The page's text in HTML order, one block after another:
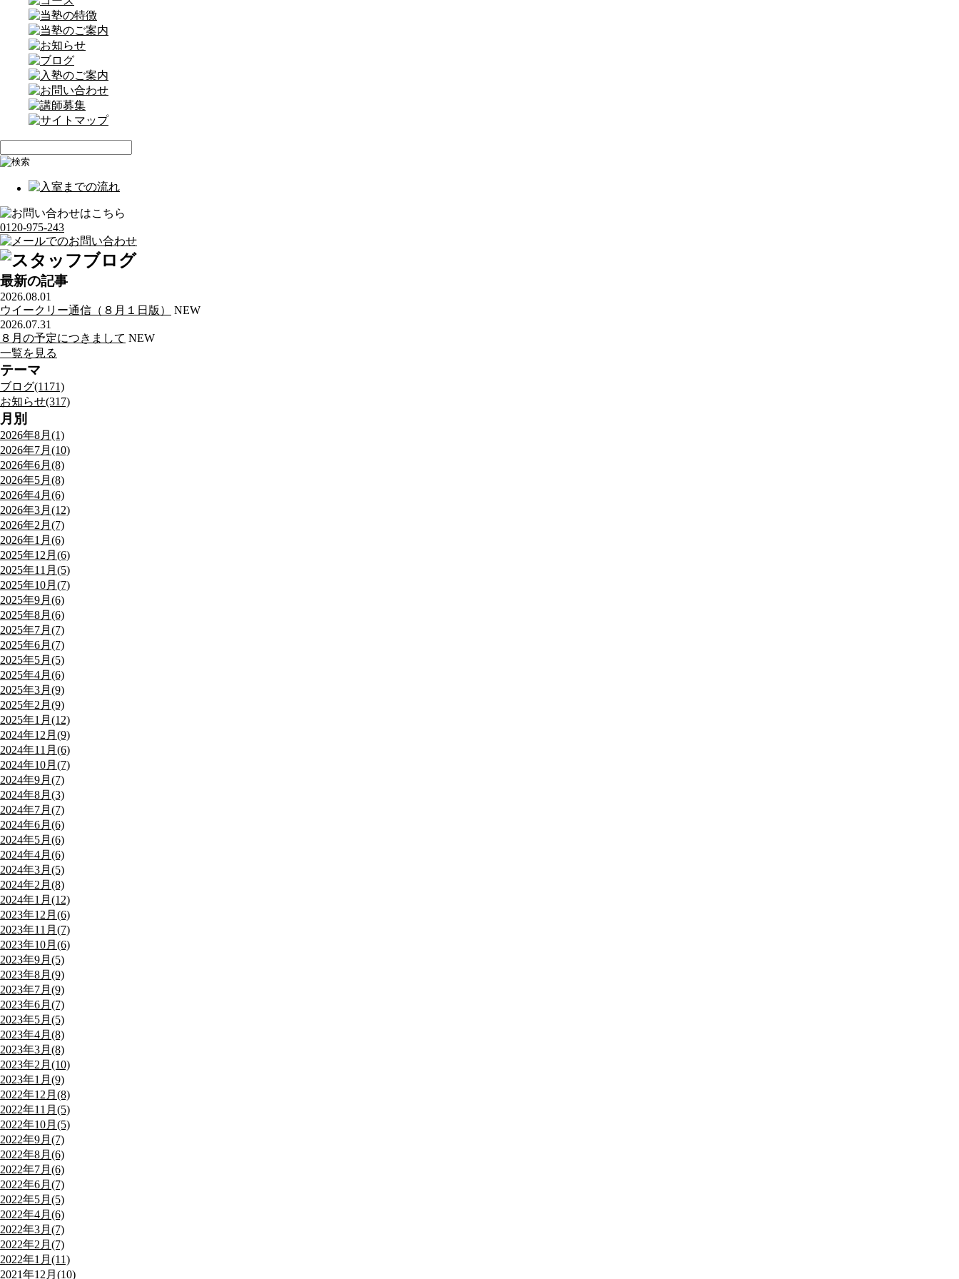
0120-975-243
最新の記事
2026.08.01
ウイークリー通信（８月１日版）
NEW
2026.07.31
８月の予定につきまして NEW
一覧を見る
テーマ
ブログ(1171)
お知らせ(317)
月別
2026年8月(1)
2026年7月(10)
2026年6月(8)
2026年5月(8)
2026年4月(6)
2026年3月(12)
2026年2月(7)
2026年1月(6)
2025年12月(6)
2025年11月(5)
2025年10月(7)
2025年9月(6)
2025年8月(6)
2025年7月(7)
2025年6月(7)
2025年5月(5)
2025年4月(6)
2025年3月(9)
2025年2月(9)
2025年1月(12)
2024年12月(9)
2024年11月(6)
2024年10月(7)
2024年9月(7)
2024年8月(3)
2024年7月(7)
2024年6月(6)
2024年5月(6)
2024年4月(6)
2024年3月(5)
2024年2月(8)
2024年1月(12)
2023年12月(6)
2023年11月(7)
2023年10月(6)
2023年9月(5)
2023年8月(9)
2023年7月(9)
2023年6月(7)
2023年5月(5)
2023年4月(8)
2023年3月(8)
2023年2月(10)
2023年1月(9)
2022年12月(8)
2022年11月(5)
2022年10月(5)
2022年9月(7)
2022年8月(6)
2022年7月(6)
2022年6月(7)
2022年5月(5)
2022年4月(6)
2022年3月(7)
2022年2月(7)
2022年1月(11)
2021年12月(10)